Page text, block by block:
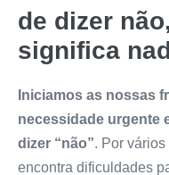
de dizer
significa
Iniciamos as nossas
necessidade urgente
dizer “não”. Por
encontra dificuldades